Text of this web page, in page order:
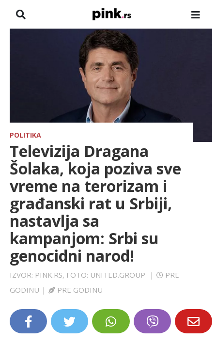
HRONIKA
FARMERI
SPORT
LIFESTYLE
EXTRA
POLITIKA
Televizija Dragana
Šolaka, koja poziva sve
vreme na terorizam i
građanski rat u Srbiji,
nastavlja sa
kampanjom: Srbi su
genocidni narod!
IZVOR: PINK.RS, FOTO: UNITED.GROUP |
PRE
GODINU | PRE GODINU